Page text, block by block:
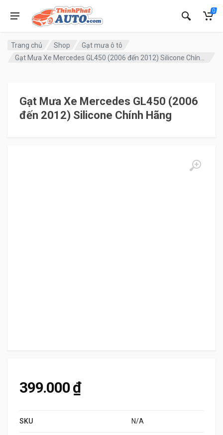
0
Trang chủ Shop
Gạt mưa ô tô
Gạt Mưa Xe Mercedes GL450 (2006
đến 2012) Silicone Chính Hãng
399.000₫
SKU N/A